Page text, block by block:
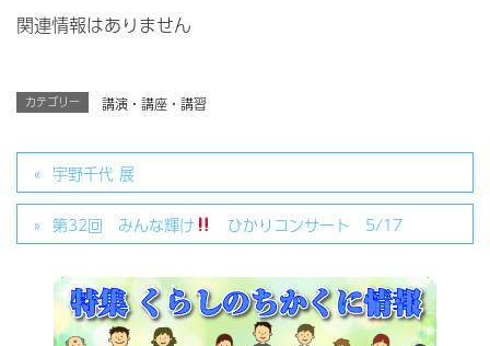
関連情報はありません
カテゴリー 講演・講座・講習
宇野千代 展
第32回 みんな輝け ひかりコンサート 5/17